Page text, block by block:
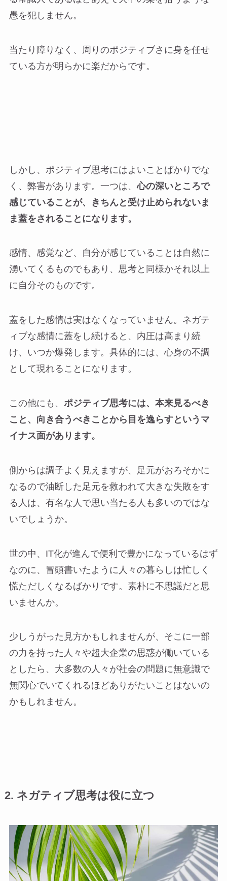
愚を犯しません。
当たり障りなく、周りのポジティブさに身を任せ
ている方が明らかに楽だからです。
しかし、ポジティブ思考にはよいことばかりでな
く、弊害があります。一つは、心の深いところで
感じていることが、きちんと受け止められないま
ま蓋をされることになります。
感情、感覚など、自分が感じていることは自然に
湧いてくるものでもあり、思考と同様かそれ以上
に自分そのものです。
蓋をした感情は実はなくなっていません。ネガテ
ィブな感情に蓋をし続けると、内圧は高まり続
け、いつか爆発します。具体的には、心身の不調
として現れることになります。
この他にも、 ポジティブ思考には、本来見るべき
こと、向き合うべきことから目を逸らすというマ
イナス面があります。
側からは調子よく見えますが、足元がおろそかに
なるので油断した足元を救われて大きな失敗をす
る人は、有名な人で思い当たる人も多いのではな
いでしょうか。
世の中、IT化が進んで便利で豊かになっているはず
なのに、冒頭書いたように人々の暮らしは忙しく
慌ただしくなるばかりです。素朴に不思議だと思
いませんか。
少しうがった見方かもしれませんが、そこに一部
の力を持った人々や超大企業の思惑が働いている
としたら、大多数の人々が社会の問題に無意識で
無関心でいてくれるほどありがたいことはないの
かもしれません。
2. ネガティブ思考は役に立つ